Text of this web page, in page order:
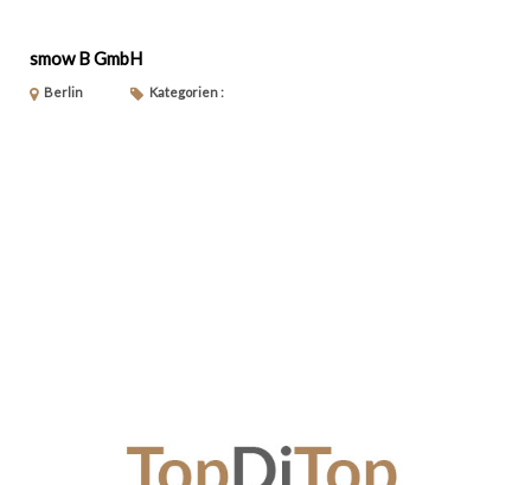
smow B GmbH
Berlin Kategorien :